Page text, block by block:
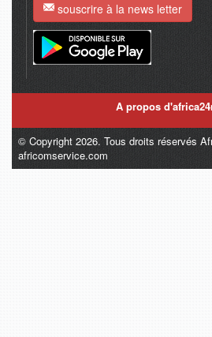
souscrire à la news letter
A propos
© Copyright 2026. Tous droits réservés
africomservice.com